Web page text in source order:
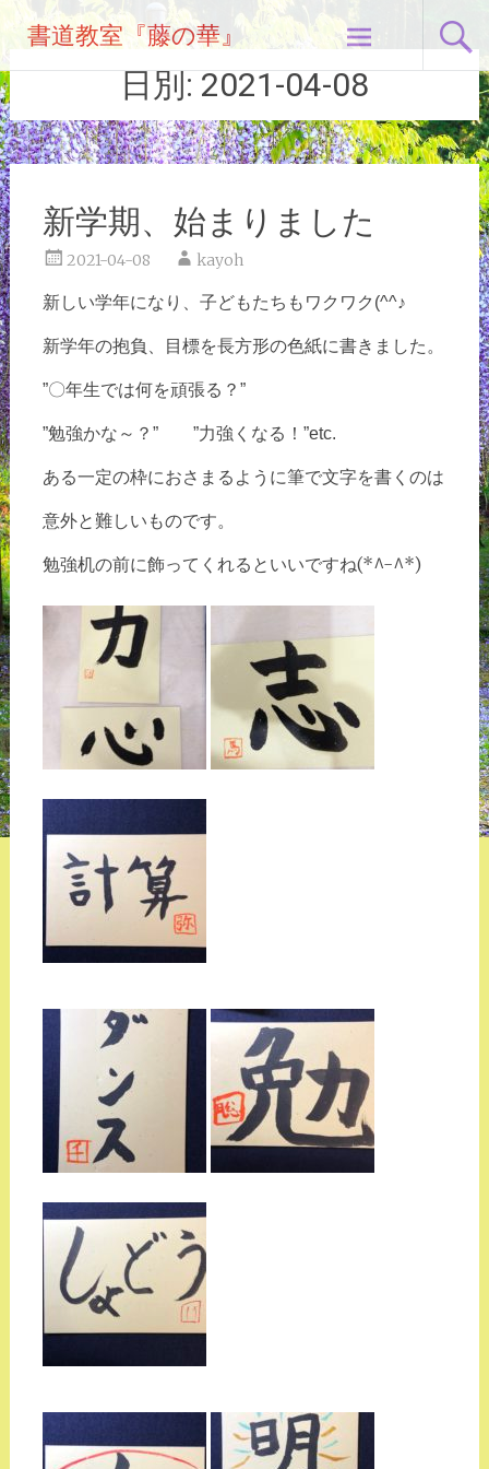
テ
ン
ツ
へ
ス
キ
ッ
プ
書道教室『藤の華』
日別: 2021-04-08
新学期、始まりました
2021-04-08 kayoh
新しい学年になり、子どもたち もワクワク(^^♪
新学年の抱負、目標を長方形の色紙に書きました。
”〇年生では何を頑張る？”
”勉強かな～？” ”力強くなる！”etc.
ある一定の枠におさまるように筆で文字を書くのは
意外と難しい ものです。
勉強机の前に飾ってくれるといいですね(*^-^*)